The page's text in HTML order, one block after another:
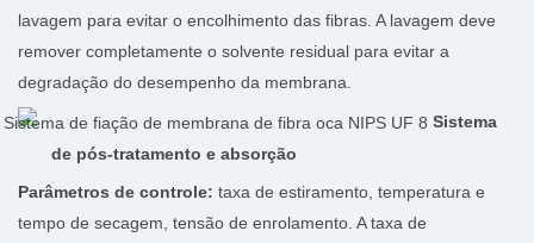
lavagem para evitar o encolhimento das fibras. A lavagem deve
remover completamente o solvente residual para evitar a
degradação do desempenho da membrana.
Sistema
de pós-tratamento e absorção
Parâmetros de controle: taxa de estiramento, temperatura e
tempo de secagem, tensão de enrolamento. A taxa de